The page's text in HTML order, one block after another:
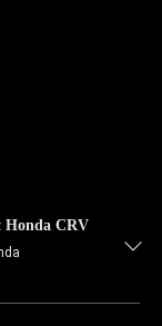
Honda CRV